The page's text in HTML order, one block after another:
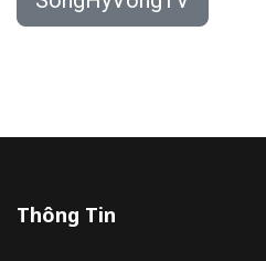
Thông Tin